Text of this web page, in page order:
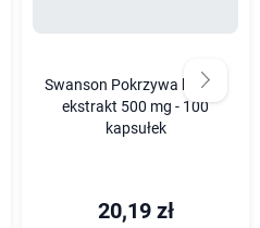
Swanson Pokrzywa korzeń
ekstrakt 500 mg - 100
kapsułek
20,19 zł